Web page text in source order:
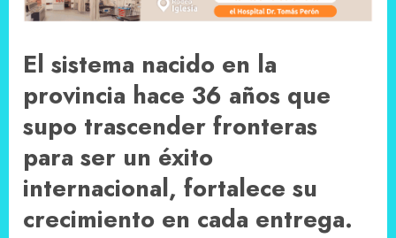
El sistema nacido en la
provincia hace 36 años que
supo trascender fronteras
para ser un éxito
internacional, fortalece su
crecimiento en cada entrega.